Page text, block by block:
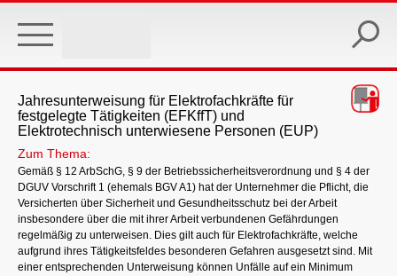
main
Jahresunterweisung für Elektrofachkräfte für
festgelegte Tätigkeiten (EFKffT) und
Elektrotechnisch unterwiesene Personen (EUP)
Zum Thema:
Gemäß § 12 ArbSchG, § 9 der Betriebssicherheitsverordnung und § 4 der
DGUV Vorschrift 1 (ehemals BGV A1) hat der Unternehmer die Pflicht, die
Versicherten über Sicherheit und Gesundheitsschutz bei der Arbeit
insbesondere über die mit ihrer Arbeit verbundenen Gefährdungen
regelmäßig zu unterweisen. Dies gilt auch für Elektrofachkräfte, welche
aufgrund ihres Tätigkeitsfeldes besonderen Gefahren ausgesetzt sind. Mit
einer entsprechenden Unterweisung können Unfälle auf ein Minimum